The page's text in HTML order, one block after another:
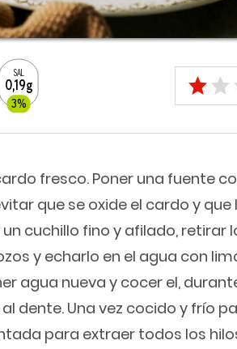
SAL
0,19g
3%
fresco. Poner una fuente
que se oxide el cardo y
cuchillo fino y afilado, retirar
y echarlo en el agua con
agua nueva y cocer el,
dente. Una vez cocido y frío
para extraer todos los